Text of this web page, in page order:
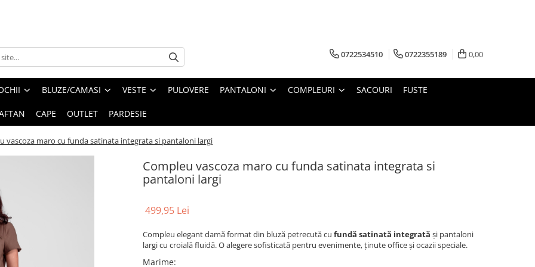
0722534510 0722355189 0,00
BLUZE/CAMASI VESTE PULOVERE PANTALONI COMPLEURI SACOURI FUSTE
CAPE OUTLET PARDESIE
vascoza maro cu funda satinata integrata si pantaloni largi
Compleu vascoza maro cu funda satinata integrata si
pantaloni largi
499,95 Lei
Compleu elegant damă format din bluză petrecută cu fundă satinată integrată și pantaloni
largi cu croială fluidă. O alegere sofisticată pentru evenimente, ținute office și ocazii speciale.
Marime: